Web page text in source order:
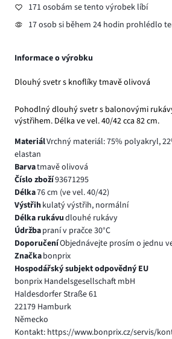
171 osobám se tento výrobek líbí
17 osob si během 24 hodin prohlédlo
Informace o výrobku
Dlouhý svetr s knoflíky tmavě olivová
Pohodlný dlouhý svetr s balonovými
výstřihem. Délka ve vel. 40/42 cca 82 cm.
MateriálVrchný materiál: 75% polyakryl,
elastan
Barvatmavě olivová
Číslo zboží93671295
Délka76 cm (ve vel. 40/42)
Výstřihkulatý výstřih, normální
Délka rukávudlouhé rukávy
Údržbapraní v pračce 30°C
DoporučeníObjednávejte prosím o jednu
Značkabonprix
Hospodářský subjekt odpovědný EU
bonprix Handelsgesellschaft mbH
Haldesdorfer Straße 61
22179 Hamburk
Německo
Kontakt: https://www.bonprix.cz/servis/